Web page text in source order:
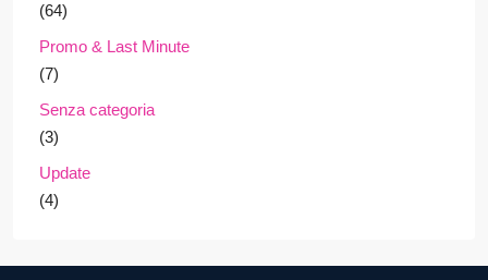
(64)
Promo & Last Minute
(7)
Senza categoria
(3)
Update
(4)